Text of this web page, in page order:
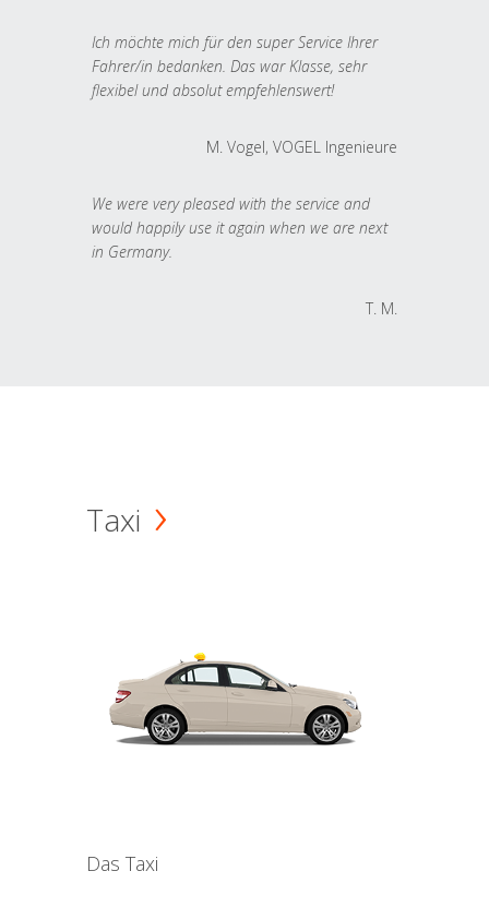
Ich möchte mich für den super Service Ihrer
Fahrer/in bedanken. Das war Klasse, sehr
flexibel und absolut empfehlenswert!
M. Vogel, VOGEL Ingenieure
We were very pleased with the service and
would happily use it again when we are next
in Germany.
T. M.
Taxi
Das Taxi